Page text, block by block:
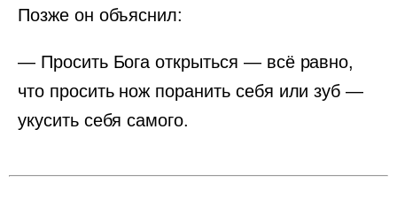
Позже он объяснил:
— Просить Бога открыться — всё равно,
что просить нож поранить себя или зуб —
укусить себя самого.